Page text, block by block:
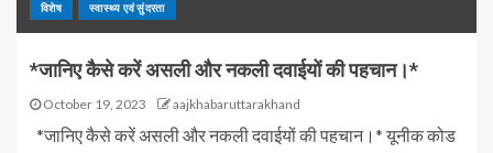
विशेष स्वास्थ्य एवं सुंदरता
*जानिए कैसे करें असली और नकली दवाईयों की पहचान।*
October 19, 2023 aajkhabaruttarakhand
*जानिए कैसे करें असली और नकली दवाईयों की पहचान।* यूनीक कोड